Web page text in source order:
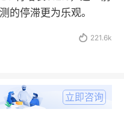
的停滞更为乐观。
 221.6k
立即咨询